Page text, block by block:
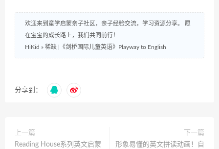
欢迎来到童学启蒙亲子社区，亲子经验交流，学习资源分享。 愿
在宝宝的成长路上，我们共同前行！
HiKid » 稀缺 |《剑桥国际儿童英语》Playway to English
分享到：
上一篇
Reading House系列英文启蒙
下一篇
形象易懂的英文拼读动画！自